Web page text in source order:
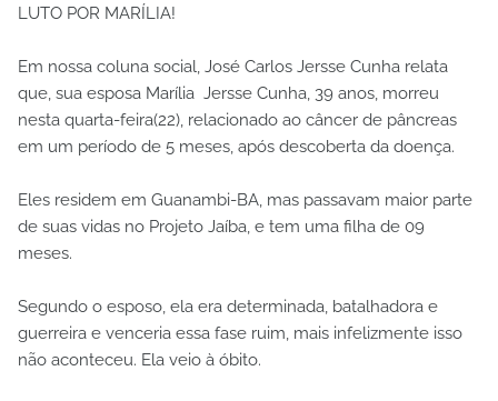
LUTO POR MARÍLIA!
Em nossa coluna social, José Carlos Jersse Cunha relata
que, sua esposa Marília Jersse Cunha, 39 anos, morreu
nesta quarta-feira(22), relacionado ao câncer de pâncreas
em um período de 5 meses, após descoberta da doença.
Eles residem em Guanambi-BA, mas passavam maior parte
de suas vidas no Projeto Jaíba, e tem uma filha de 09
meses.
Segundo o esposo, ela era determinada, batalhadora e
guerreira e venceria essa fase ruim, mais infelizmente isso
não aconteceu. Ela veio à óbito.